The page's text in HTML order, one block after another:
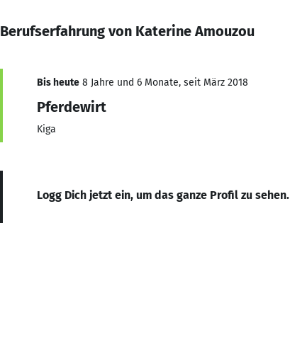
Berufserfahrung von Katerine Amouzou
Bis heute 8 Jahre und 6 Monate, seit März 2018
Pferdewirt
Kiga
Logg Dich jetzt ein, um das ganze Profil zu sehen.